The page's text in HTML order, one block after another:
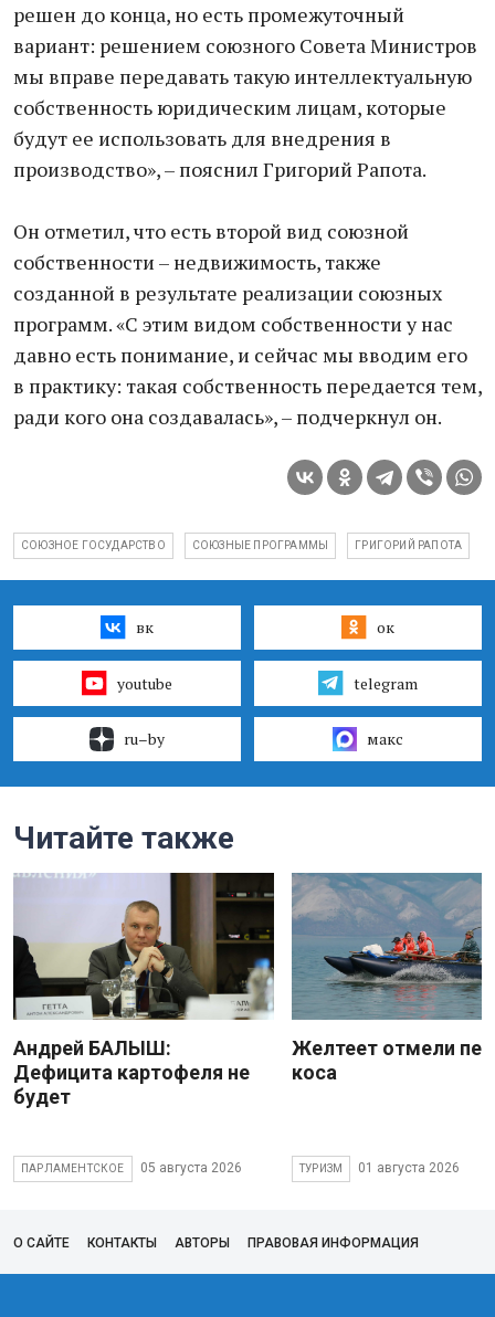
решен до конца, но есть промежуточный
вариант: решением союзного Совета Министров
мы вправе передавать такую интеллектуальную
собственность юридическим лицам, которые
будут ее использовать для внедрения в
производство», – пояснил Григорий Рапота.
Он отметил, что есть второй вид союзной
собственности – недвижимость, также
созданной в результате реализации союзных
программ. «С этим видом собственности у нас
давно есть понимание, и сейчас мы вводим его
в практику: такая собственность передается тем,
ради кого она создавалась», – подчеркнул он.
СОЮЗНОЕ ГОСУДАРСТВО СОЮЗНЫЕ ПРОГРАММЫ ГРИГОРИЙ РАПОТА
вк ок
youtube telegram
ru–by макс
Читайте также
Андрей БАЛЫШ:
Дефицита картофеля не
будет
ПАРЛАМЕНТСКОЕ 05 августа 2026
Желтеет отмели
коса
ТУРИЗМ 01 августа 2026
О САЙТЕ КОНТАКТЫ АВТОРЫ ПРАВОВАЯ ИНФОРМАЦИЯ